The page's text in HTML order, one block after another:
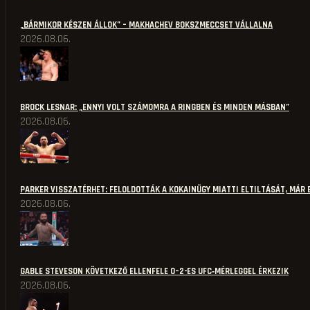
„BÁRMIKOR KÉSZEN ÁLLOK” – MAKHACHEV BOKSZMECCSET VÁLLALNA
2026.08.06.
BROCK LESNAR: „ENNYI VOLT SZÁMOMRA A RINGBEN ÉS MINDEN MÁSBAN”
2026.08.06.
PARKER VISSZATÉRHET: FELOLDOTTÁK A KOKAINÜGY MIATTI ELTILTÁSÁT, MÁR
2026.08.06.
GABLE STEVESON KÖVETKEZŐ ELLENFELE 0–2-ES UFC‑MÉRLEGGEL ÉRKEZIK
2026.08.06.